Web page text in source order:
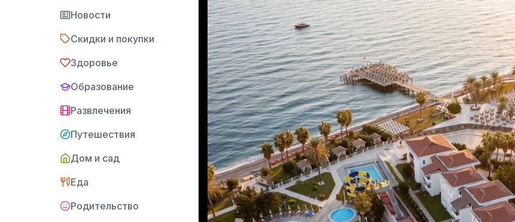
Новости
Скидки и покупки
Здоровье
Образование
Развлечения
Путешествия
Дом и сад
Еда
Родительство